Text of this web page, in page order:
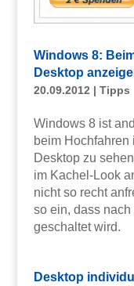
Windows 8:
Desktop
20.09.2012 | Tipps
Windows 8 ist
beim Hochfahren
Desktop zu
im Kachel-Look
nicht so recht
so ein, dass
geschaltet wird.
Desktop